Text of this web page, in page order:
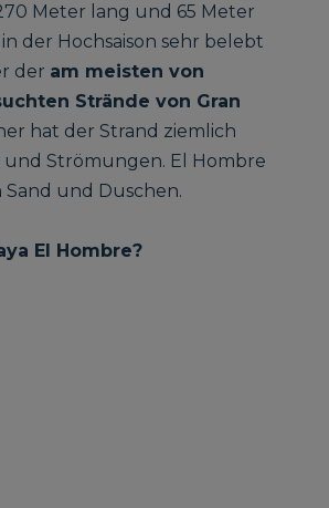
Meter lang und 65 Meter
der Hochsaison sehr belebt
der am meisten von
Strände von Gran
hat der Strand ziemlich
und Strömungen. El Hombre
und Duschen.
El Hombre?